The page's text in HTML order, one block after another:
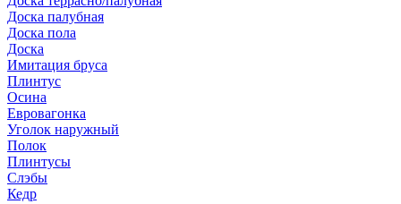
Доска палубная
Доска пола
Доска
Имитация бруса
Плинтус
Осина
Евровагонка
Уголок наружный
Полок
Плинтусы
Слэбы
Кедр